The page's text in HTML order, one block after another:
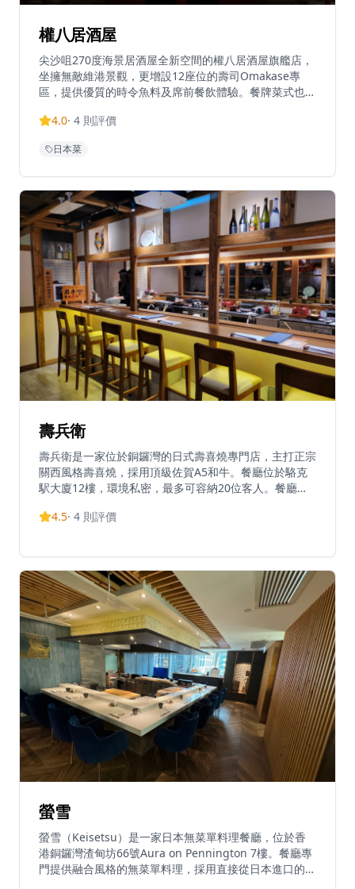
權八居酒屋
尖沙咀270度海景居酒屋全新空間的權八居酒屋旗艦店，
坐擁無敵維港景觀，更增設12座位的壽司Omakase專
區，提供優質的時令魚料及席前餐飲體驗。餐牌菜式也煥
主廚採用每日從日本直送的時令魚料，炮製優質而價錢親
晚餐廚師發辦定價$1380/位，20道餐單包括前菜、刺
如置身日本的優質體驗。
4.0· 4 則評價
日本菜
壽兵衛
壽兵衛是一家位於銅鑼灣的日式壽喜燒專門店，主打正宗
關西風格壽喜燒，採用頂級佐賀A5和牛。餐廳位於駱克
駅大廈12樓，環境私密，最多可容納20位客人。餐廳以
的東京街頭氛圍。壽兵衛以席前烹調服務聞名，大廚會在
日本和牛西冷及日本黑豚西冷，配以招牌柚子酸汁烏冬。
前菜包括水煮鮑魚、螢光魷魚、北海道粟米，以及創意料
理如海膽和牛他他配水晶梨、和牛、海膽、魚子醬及鵪鶉
蛋黃。餐廳亦提供新鮮刺身拼盤，包括北海道帶子、吞拿
魚腩及鹽漬海膽。營業時間為每日12:00-15:30及17:30-
23:00。壽兵衛獲得4.6/5評分，並入選2025年夏季香港
餐廳週優勝餐廳，以優質食材、正宗日本風味及高性價比
備受讚賞。餐廳週末經常滿座，強烈建議提前預訂。
4.5· 4 則評價
螢雪
螢雪（Keisetsu）是一家日本無菜單料理餐廳，位於香
港銅鑼灣渣甸坊66號Aura on Pennington 7樓。餐廳專
門提供融合風格的無菜單料理，採用直接從日本進口的新